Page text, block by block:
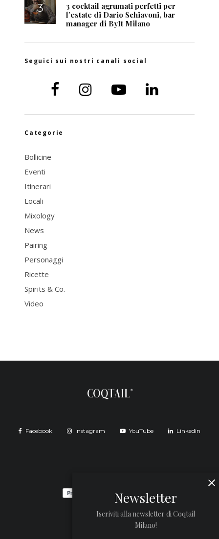
3 cocktail agrumati perfetti per
l’estate di Dario Schiavoni, bar
manager di ByIt Milano
Seguici sui nostri canali social
Categorie
Bollicine
Eventi
Itinerari
Locali
Mixology
News
Pairing
Personaggi
Ricette
Spirits & Co.
Video
Facebook Instagram YouTube Linkedin
Newsletter
Iscriviti alla newsletter di Coqtail
Milano!